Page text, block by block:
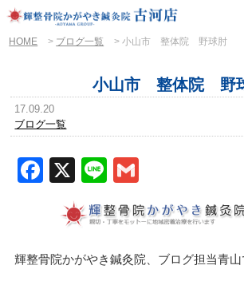
HOME > ブログ一覧 >小山市 整体院 野球肘
小山市 整体院 野
17.09.20
ブログ一覧
Facebook
X Line
輝整骨院かがやき鍼灸院、ブログ担当青山